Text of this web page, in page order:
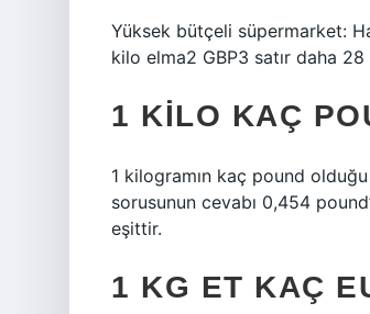
Yüksek bütçeli süpermarket:
kilo elma2 GBP3 satır daha
1 KILO KAÇ
1 kilogramın kaç pound
sorusunun cevabı 0,454
eşittir.
1 KG ET KAÇ